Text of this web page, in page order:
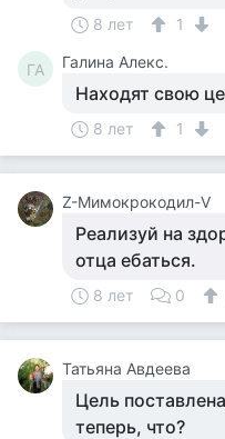
8 лет 1
ГА Галина Алекс.
Находят свою
8 лет 1
Z-Мимокрокодил-V
Реализуй на
отца ебаться.
8 лет 0
Татьяна Авдеева
Цель
теперь, что?